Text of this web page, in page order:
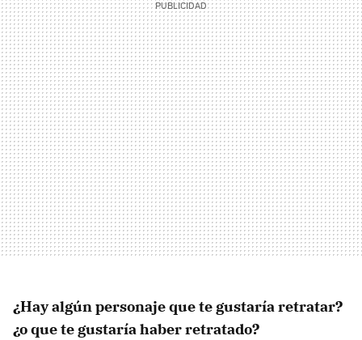
¿Hay algún personaje que te gustaría retratar?
¿o que te gustaría haber retratado?